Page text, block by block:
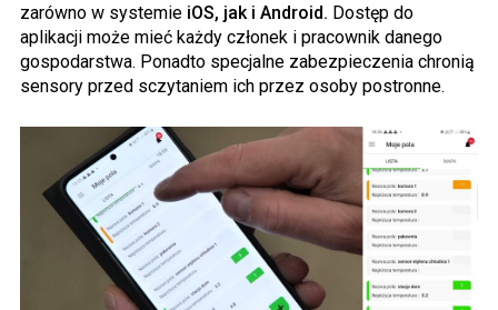
zarówno w systemie iOS, jak i Android. Dostęp do
aplikacji może mieć każdy członek i pracownik danego
gospodarstwa. Ponadto specjalne zabezpieczenia chronią
sensory przed sczytaniem ich przez osoby postronne.